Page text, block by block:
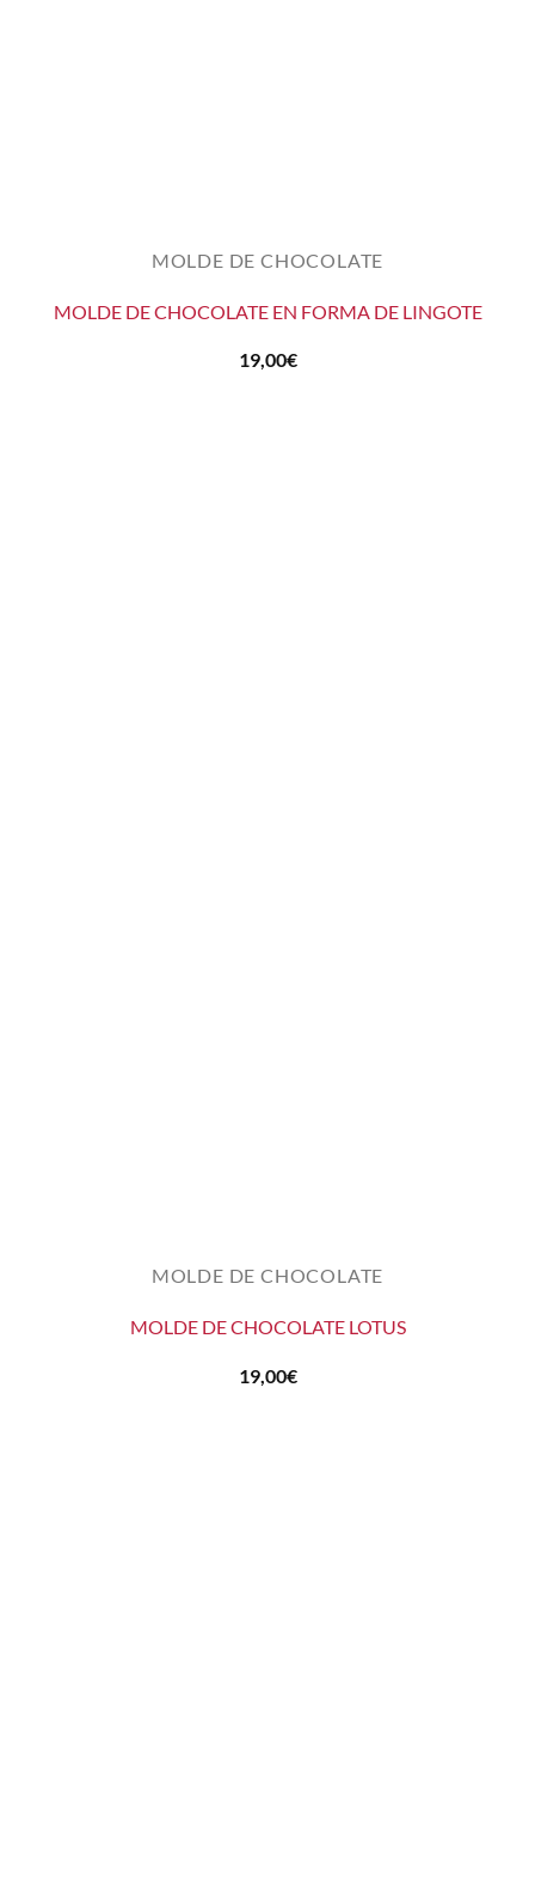
MOLDE DE CHOCOLATE
MOLDE DE CHOCOLATE EN FORMA DE LINGOTE
19,00€
MOLDE DE CHOCOLATE
MOLDE DE CHOCOLATE LOTUS
19,00€